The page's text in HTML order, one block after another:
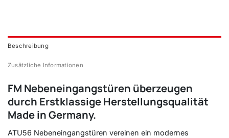
Beschreibung
Zusätzliche Informationen
FM Nebeneingangstüren überzeugen
durch Erstklassige Herstellungsqualität
Made in Germany.
ATU56 Nebeneingangstüren vereinen ein modernes